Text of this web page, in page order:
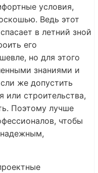
условия,
Ведь этот
в летний зной
его
но для этого
знаниями и
же допустить
или строительства,
Поэтому лучше
чтобы